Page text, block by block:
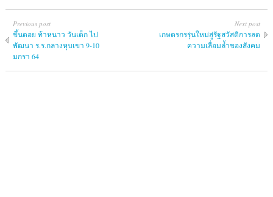
Previous post
ขึ้นดอย ท้าหนาว วันเด็ก ไป
พัฒนา ร.ร.กลางหุบเขา 9-10
มกรา 64
Next post
เกษตรกรรุ่นใหม่สู่รัฐสวัสดิการลด
ความเลื่อมล้ำของสังคม